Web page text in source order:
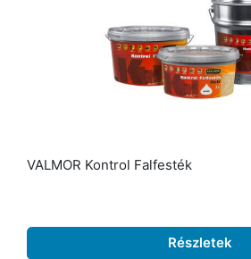
VALMOR Kontrol Falfesték
Részletek